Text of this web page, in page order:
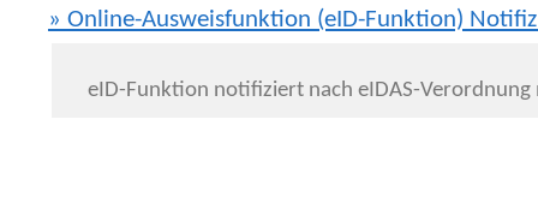
» Online-Ausweisfunktion (eID-Funktion)
eID-Funktion notifiziert nach eIDAS-